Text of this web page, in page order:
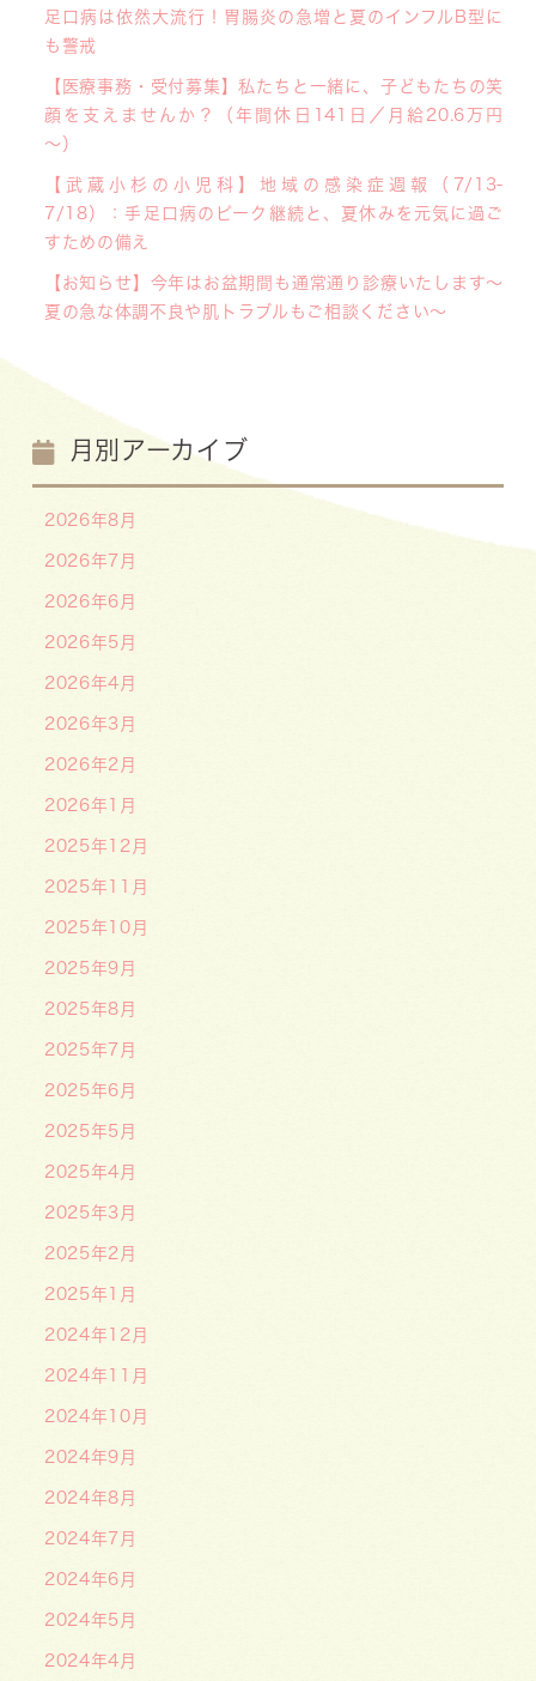
足口病は依然大流行！胃腸炎の急増と夏のインフルB型に
も警戒
【医療事務・受付募集】私たちと一緒に、子どもたちの笑
顔を支えませんか？（年間休日141日／月給20.6万円
～）
【武蔵小杉の小児科】地域の感染症週報（7/13-
7/18）：手足口病のピーク継続と、夏休みを元気に過ご
すための備え
【お知らせ】今年はお盆期間も通常通り診療いたします〜
夏の急な体調不良や肌トラブルもご相談ください〜
月別アーカイブ
2026年8月
2026年7月
2026年6月
2026年5月
2026年4月
2026年3月
2026年2月
2026年1月
2025年12月
2025年11月
2025年10月
2025年9月
2025年8月
2025年7月
2025年6月
2025年5月
2025年4月
2025年3月
2025年2月
2025年1月
2024年12月
2024年11月
2024年10月
2024年9月
2024年8月
2024年7月
2024年6月
2024年5月
2024年4月